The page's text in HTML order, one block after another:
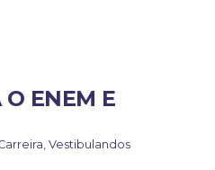
O ENEM E
,Vestibulandos